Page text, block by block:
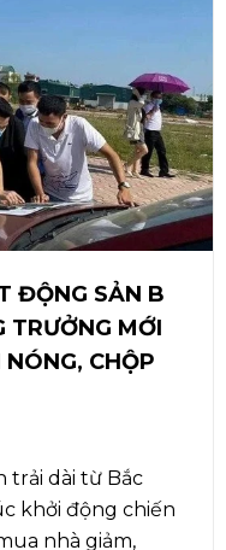
ĐỘNG SẢN B
TRƯỞNG MỚI
CHỘP
trải dài từ Bắc
khởi động chiến
nhà giảm,